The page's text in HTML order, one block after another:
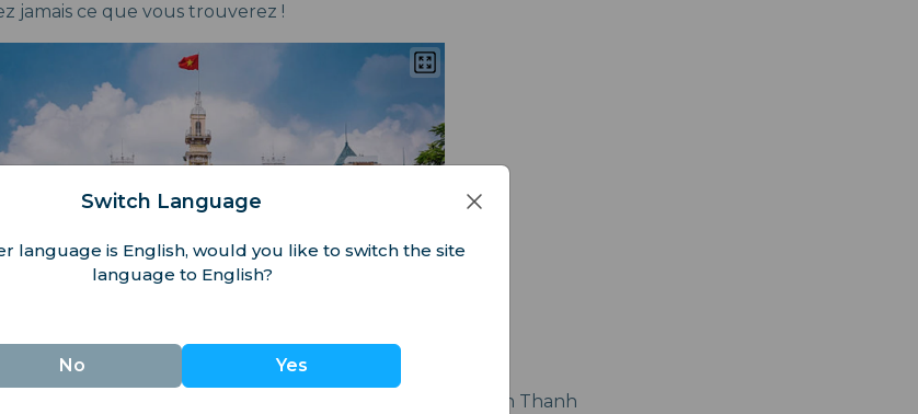
jamais ce que vous trouverez !
Ho Chi Minh Ville est un véritable régal. Le Marché Ben Thanh
Switch Language
language is English, would you like to switch the site
language to English?
No Yes